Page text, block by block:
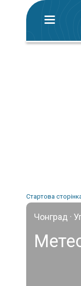
Стартова
Чонград ·